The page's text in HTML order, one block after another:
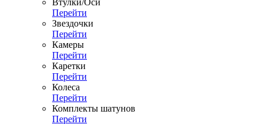
Втулки/Оси
Перейти
Звездочки
Перейти
Камеры
Перейти
Каретки
Перейти
Колеса
Перейти
Комплекты шатунов
Перейти